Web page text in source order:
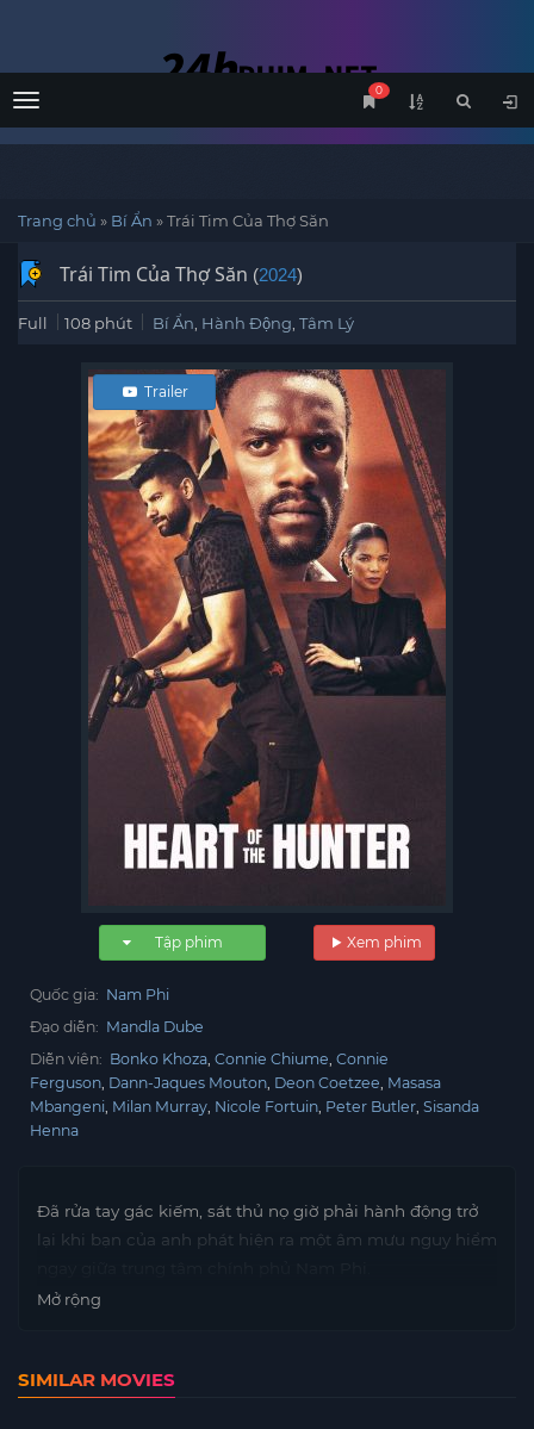
Menu
0
Trang chủ » Bí Ẩn »Trái Tim Của Thợ Săn
Trái Tim Của Thợ Săn (2024)
Full 108 phút Bí Ẩn Hành Động Tâm Lý
Xem phim
Trailer
Tập phim
Quốc gia: Nam Phi
Đạo diễn: Mandla Dube
Diễn viên: Bonko Khoza Connie Chiume Connie
Ferguson Dann-Jaques Mouton Deon Coetzee Masasa
Mbangeni Milan Murray Nicole Fortuin Peter Butler Sisanda
Henna
Đã rửa tay gác kiếm, sát thủ nọ giờ phải hành động trở
lại khi bạn của anh phát hiện ra một âm mưu nguy hiểm
Mở rộng
SIMILAR MOVIES